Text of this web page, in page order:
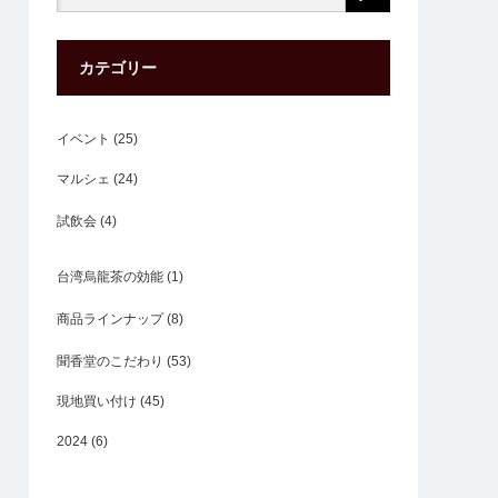
カテゴリー
イベント (25)
マルシェ (24)
試飲会 (4)
台湾烏龍茶の効能 (1)
商品ラインナップ(8)
聞香堂のこだわり (53)
現地買い付け (45)
2024 (6)